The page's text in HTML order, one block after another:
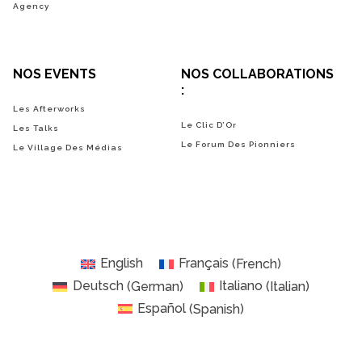
Agency
NOS EVENTS
Les Afterworks
Les Talks
Le Village Des Médias
NOS COLLABORATIONS
:
Le Clic D’Or
Le Forum Des Pionniers
English Français (French)
Deutsch(German) Italiano (Italian)
Español (Spanish)